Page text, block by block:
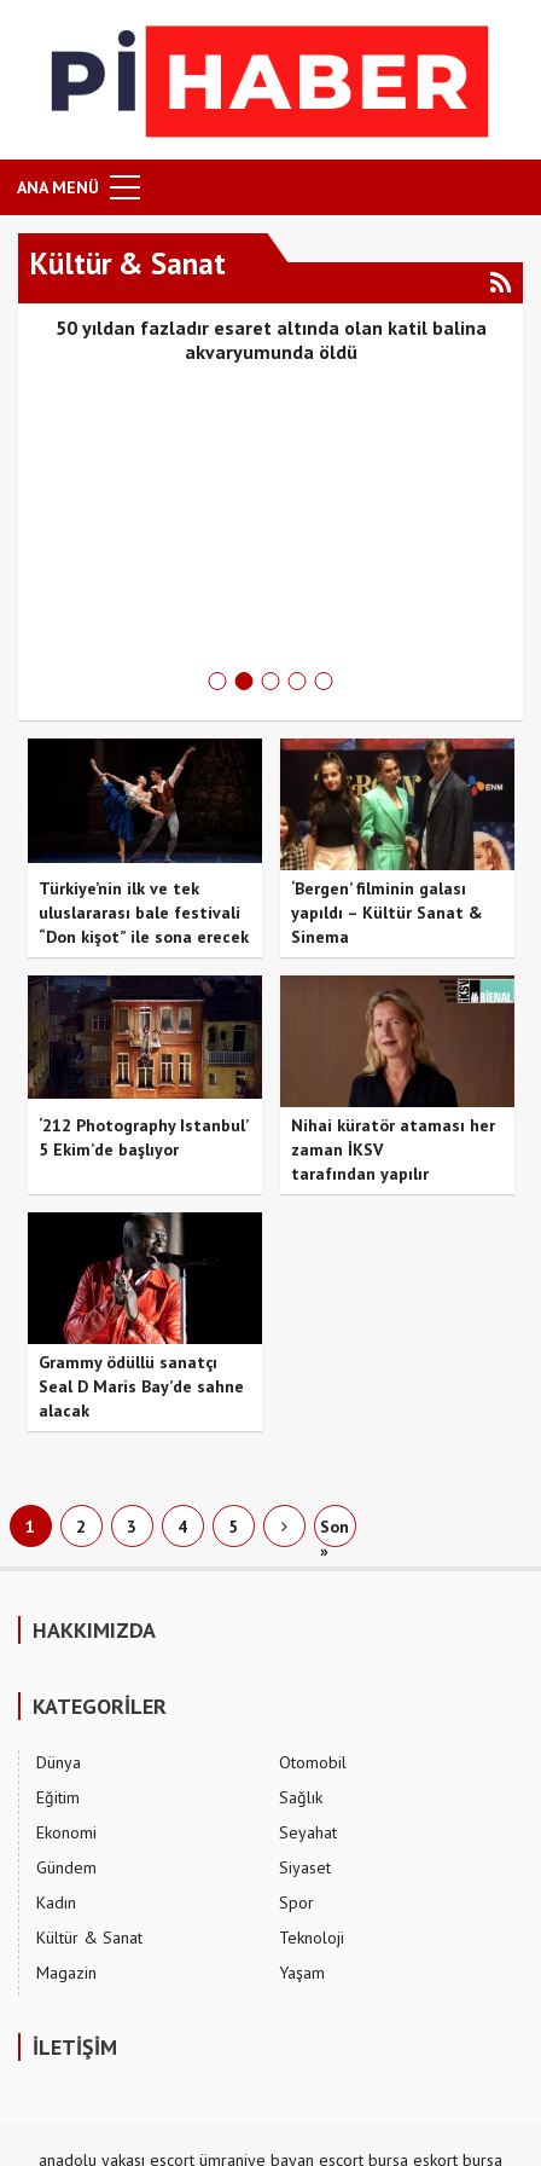
ANA MENÜ
Kültür & Sanat
50 yıldan fazladır esaret altında olan katil balina
akvaryumunda öldü
Türkiye’nin ilk ve tek
uluslararası bale festivali
“Don kişot” ile sona erecek
‘Bergen’ filminin galası
yapıldı – Kültür Sanat &
Sinema
‘212 Photography Istanbul’
5 Ekim’de başlıyor
Nihai küratör ataması her
zaman İKSV
tarafından yapılır
Grammy ödüllü sanatçı
Seal D Maris Bay’de sahne
alacak
1 2 3 4 5
Son
»
HAKKIMIZDA
KATEGORİLER
Dünya
Eğitim
Ekonomi
Gündem
Kadın
Kültür & Sanat
Magazin
Otomobil
Sağlık
Seyahat
Siyaset
Spor
Teknoloji
Yaşam
İLETİŞİM
anadolu yakası escort ümraniye bayan escort bursa eskort bursa